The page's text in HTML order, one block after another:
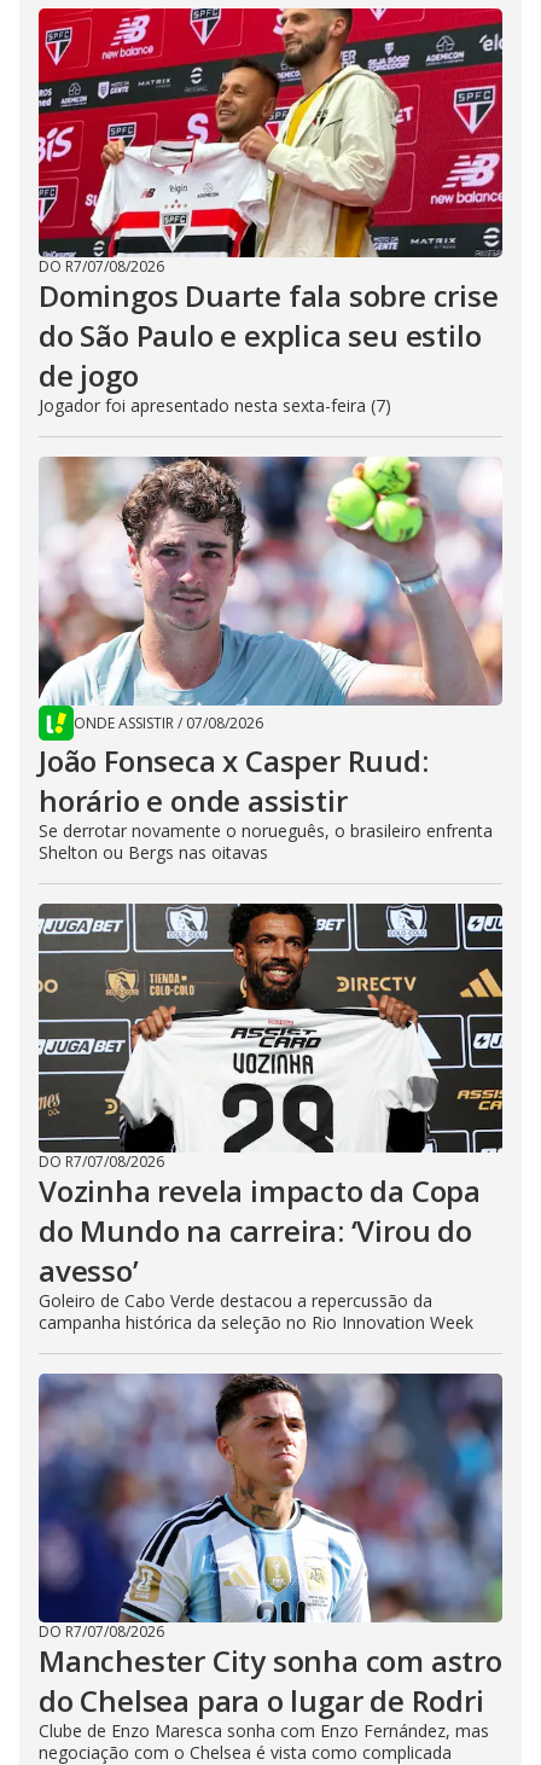
DO R7/07/08/2026
Domingos Duarte fala sobre crise
do São Paulo e explica seu estilo
de jogo
Jogador foi apresentado nesta sexta-feira (7)
ONDE ASSISTIR/ 07/08/2026
João Fonseca x Casper Ruud:
horário e onde assistir
Se derrotar novamente o norueguês, o brasileiro enfrenta
Shelton ou Bergs nas oitavas
DO R7/07/08/2026
Vozinha revela impacto da Copa
do Mundo na carreira: ‘Virou do
avesso’
Goleiro de Cabo Verde destacou a repercussão da
campanha histórica da seleção no Rio Innovation Week
DO R7/07/08/2026
Manchester City sonha com astro
do Chelsea para o lugar de Rodri
Clube de Enzo Maresca sonha com Enzo Fernández, mas
negociação com o Chelsea é vista como complicada